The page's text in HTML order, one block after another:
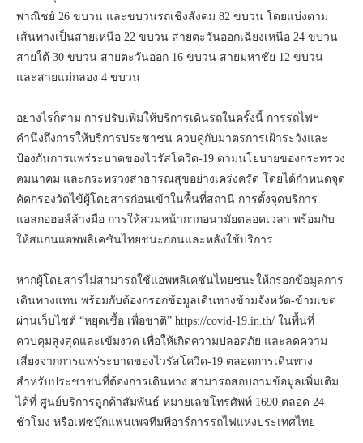
พาณิชย์ 26 ขบวน และขบวนรถเชิงสังคม 82 ขบวน โดยแบ่งตาม
เส้นทางเป็นสายเหนือ 22 ขบวน สายตะวันออกเฉียงเหนือ 24 ขบวน
สายใต้ 30 ขบวน สายตะวันออก 16 ขบวน สายมหาชัย 12 ขบวน
และสายแม่กลอง 4 ขบวน
อย่างไรก็ตาม การปรับเพิ่มให้บริการเดินรถในครั้งนี้ การรถไฟฯ
คำนึงถึงการให้บริการประชาชน ควบคู่กับมาตรการเฝ้าระวังและ
ป้องกันการแพร่ระบาดของไวรัสโควิด-19 ตามนโยบายของกระทรวง
คมนาคม และกระทรวงสาธารณสุขอย่างเคร่งครัด โดยได้กำหนดจุด
คัดกรองวัดไข้ผู้โดยสารก่อนเข้าในพื้นที่สถานี การตั้งจุดบริการ
แอลกอฮอล์ล้างมือ การให้สวมหน้ากากอนามัยตลอดเวลา พร้อมกับ
ให้สแกนแอพพลิเคชันไทยชนะก่อนและหลังใช้บริการ
หากผู้โดยสารไม่สามารถใช้แอพพลิเคชันไทยชนะให้กรอกข้อมูลการ
เดินทางแทน พร้อมกับต้องกรอกข้อมูลเดินทางข้ามจังหวัด-ข้ามเขต
ผ่านเว็บไซต์ “หยุดเชื้อ เพื่อชาติ” https://covid-19.in.th/ ในพื้นที่
ควบคุมสูงสุดและเข้มงวด เพื่อให้เกิดความปลอดภัย และลดความ
เสี่ยงจากการแพร่ระบาดของไวรัสโควิด-19 ตลอดการเดินทาง
สำหรับประชาชนที่ต้องการเดินทาง สามารถสอบถามข้อมูลเพิ่มเติม
ได้ที่ ศูนย์บริการลูกค้าสัมพันธ์ หมายเลขโทรศัพท์ 1690 ตลอด 24
ชั่วโมง หรือเฟซบุ๊กแฟนเพจทีมพีอาร์การรถไฟแห่งประเทศไทย